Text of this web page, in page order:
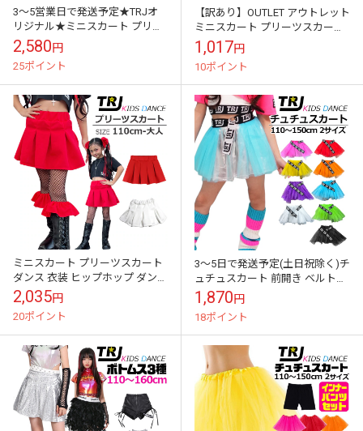
3～5営業日で発送予定★TRJオ
リジナル★ミニスカート プリー
ツスカート 女の子 子供服 キッズ
無地 ロゴテープ 赤色 白色 1...
2,580円
25ポイント
【訳あり】OUTLET アウトレット
ミニスカート プリーツスカート
ダンス 衣装 ヒップホップ ダンス
チアリーダー 春 夏 秋...
1,017円
10ポイント
ミニスカート プリーツスカート
ダンス 衣装 ヒップホップ ダンス
チアリーダー ジュニア スカート
テニスコート ダンス 衣装 ...
2,035円
20ポイント
3～5日で発送予定(土日祝除く)チ
ュチュスカート 前開き ベルト調
整 キッズ フリルスカート パニエ
子供服 女の子 110cm ...
1,870円
18ポイント